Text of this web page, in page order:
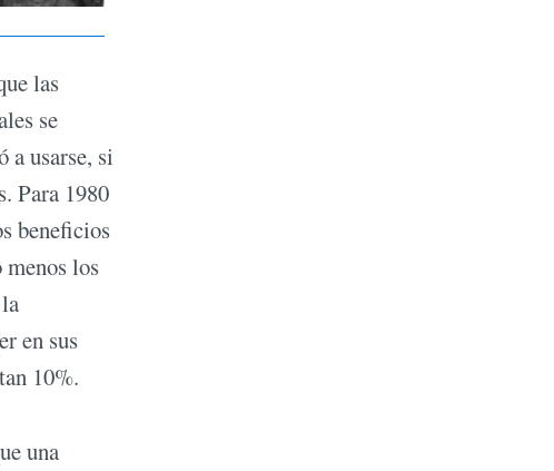
las
se
a usarse, si
Para 1980
beneficios
menos los
en sus
10%.
una